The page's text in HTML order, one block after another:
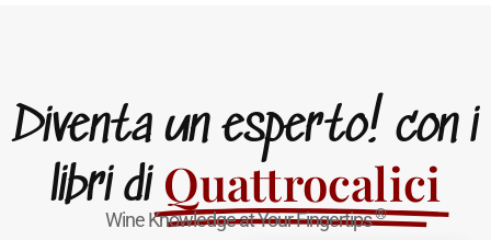
Diventa un esperto! con i
libri di Quattrocalici
Wine Knowledge at Your Fingertips®